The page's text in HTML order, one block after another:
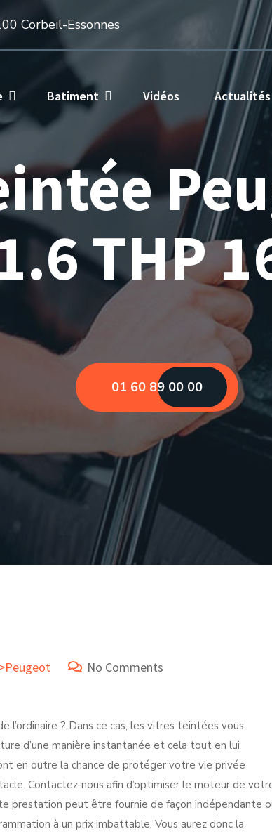
Corbeil-Essonnes
Batiment Vidéos Actualités
THP
01 60 89 00 00
No Comments
? Dans ce cas, les vitres teintées vous
d’une manière instantanée et cela tout en lui
en outre la chance de protéger votre vie privée
Contactez-nous afin d’optimiser le moteur de
prestation peut être fournie de façon indépendante
à un prix imbattable. Vous aurez donc la